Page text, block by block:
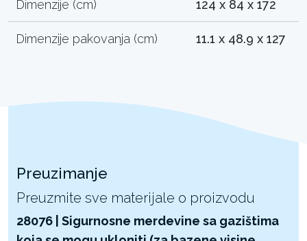
Dimenzije (cm) 124 x 84 x 172
Dimenzije pakovanja (cm) 11.1 x 48.9 x 127
Preuzimanje
Preuzmite sve materijale o proizvodu
28076 | Sigurnosne merdevine sa gazištima